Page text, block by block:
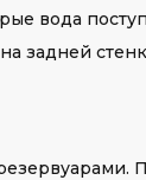
вода
на задней